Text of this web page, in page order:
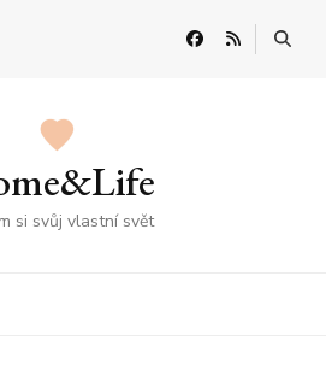
si svůj vlastní svět